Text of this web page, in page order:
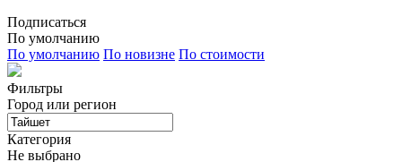
Подписаться
По умолчанию
По умолчанию По новизне По стоимости
Фильтры
Город или регион
Категория
Не выбрано